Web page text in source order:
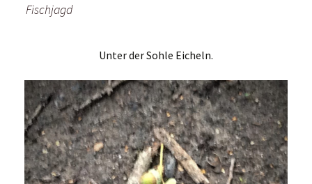
Fischjagd
Unter der Sohle Eicheln.